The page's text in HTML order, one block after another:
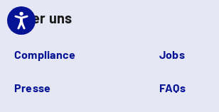
Über uns
Compliance Jobs
Presse FAQs